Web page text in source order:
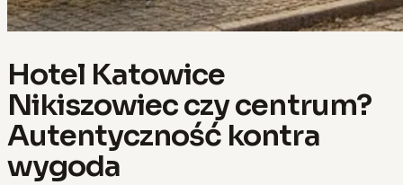
Hotel Katowice
Nikiszowiec czy centrum?
Autentyczność kontra
wygoda